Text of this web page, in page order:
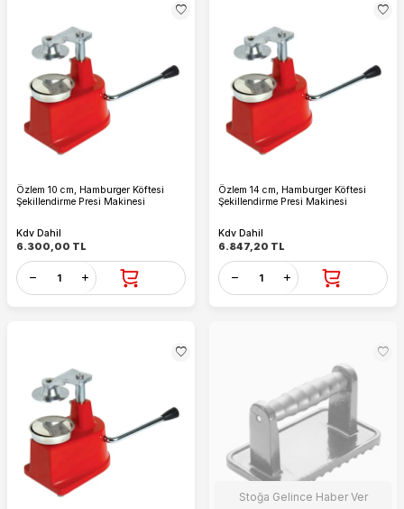
Özlem 10 cm, Hamburger Köftesi
Şekillendirme Presi Makinesi
Kdv Dahil
6.300,00 TL
Özlem 14 cm, Hamburger Köftesi
Şekillendirme Presi Makinesi
Kdv Dahil
6.847,20 TL
Stoğa Gelince Haber Ver